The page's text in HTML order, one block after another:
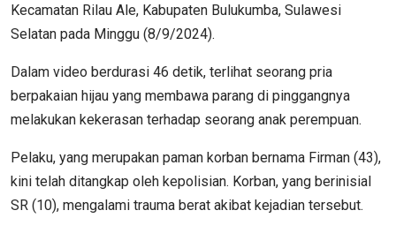
Kecamatan Rilau Ale, Kabupaten Bulukumba, Sulawesi
Selatan pada Minggu (8/9/2024).
Dalam video berdurasi 46 detik, terlihat seorang pria
berpakaian hijau yang membawa parang di pinggangnya
melakukan kekerasan terhadap seorang anak perempuan.
Pelaku, yang merupakan paman korban bernama Firman (43),
kini telah ditangkap oleh kepolisian. Korban, yang berinisial
SR (10), mengalami trauma berat akibat kejadian tersebut.